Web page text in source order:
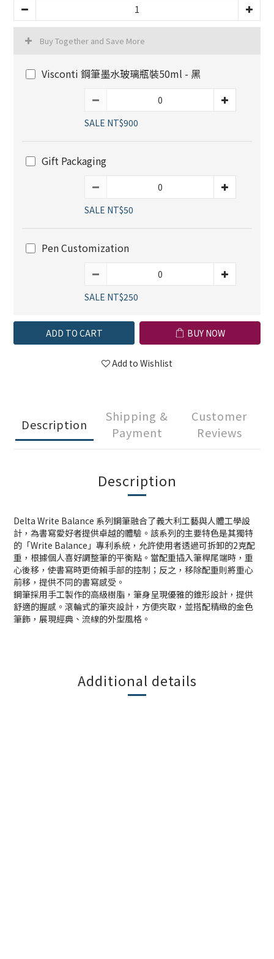
Buy Together and Save More
Visconti 鋼筆墨水玻璃瓶裝50ml - 黑
SALE NT$900
Gift Packaging
SALE NT$50
Pen Customization
SALE NT$250
ADD TO CART BUY NOW
Add to Wishlist
Description
Shipping &
Payment
Customer
Reviews
Description
Delta Write Balance 系列鋼筆融合了義大利工藝與人體工學設
計，為書寫愛好者提供卓越的體驗。​該系列的主要特色是其獨特
的「Write Balance」專利系統，允許使用者透過可拆卸的2克配
重，根據個人喜好調整筆的平衡點。​當配重插入筆桿尾端時，重
心後移，使書寫時更倚賴手部的控制；反之，移除配重則將重心
前移，提供不同的書寫感受。
鋼筆採用手工製作的高級樹脂，筆身呈現優雅的錐形設計，提供
舒適的握感。​滾輪式的筆夾設計，方便夾取，並搭配精緻的金色
筆飾，展現經典、流線的外型風格。
Additional details